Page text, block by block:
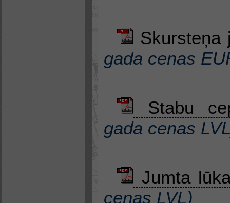
Skursteņa
gada cenas
Stabu
gada cenas
Jumta
cenas LVL)